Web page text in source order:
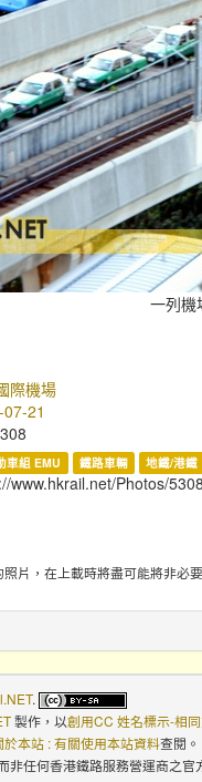
一列機
際機場
21
車組 EMU 鐵路車輛 地鐵/港鐵
www.hkrail.net/Photos/
片，在上載時將盡可能將非必
.
製作，以創用CC 姓名標示-相
本站 : 有關使用本站資料查閱。
任何香港鐵路服務營運商之官